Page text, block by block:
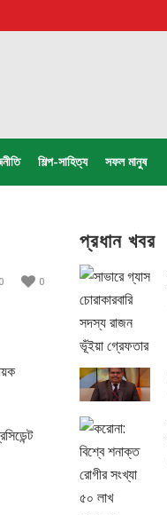
শিল্প-সাহিত্য সফল মানুষ
0
0
প্রধান খবর